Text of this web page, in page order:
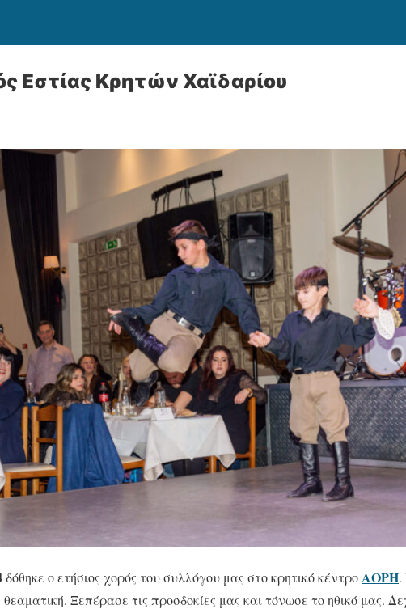
Εστίας Κρητών Χαϊδαρίου
δόθηκε ο ετήσιος χορός του συλλόγου μας στο κρητικό κέντροΑΟΡΗ.
Ξεπέρασε τις προσδοκίες μας και τόνωσε το ηθικό μας.